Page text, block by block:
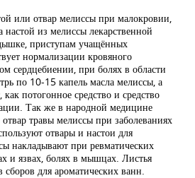
или отвар мелиссы при малокровии,
настой из мелиссы лекарственной
приступам учащённых
нормализации кровяного
сердцебиении, при болях в области
по 10-15 капель масла мелиссы, а
потогонное средство и средство
Так же в народной медицине
травы мелиссы при заболеваниях
отвары и настои для
накладывают при ревматических
и язвах, болях в мышцах. Листья
сборов для ароматических ванн.